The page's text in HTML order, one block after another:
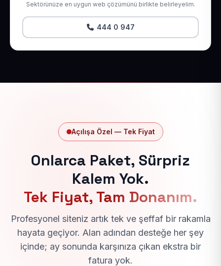
Sektörünüze en uygun web çözümünü birlikte belirleyelim.
444 0 947
Açılışa Özel — Tek Fiyat
Onlarca Paket, Sürpriz
Kalem Yok.
Tek Fiyat, Tam Donanım.
Profesyonel siteniz artık tek ve şeffaf bir rakamla
hayata geçiyor. Alan adından desteğe her şey
içinde; ay sonunda karşınıza çıkan ekstra bir
fatura yok.